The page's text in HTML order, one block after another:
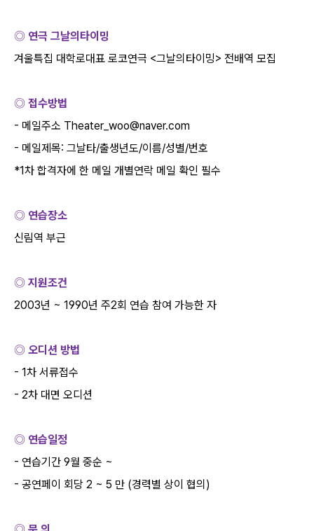
◎ 연극 그날의타이밍
겨울특집 대학로대표 로코연극 <그날의타이밍> 전배역 모집
◎ 접수방법
- 메일주소 Theater_woo@naver.com
- 메일제목: 그날타/출생년도/이름/성별/번호
*1차 합격자에 한 메일 개별연락 메일 확인 필수
◎ 연습장소
신림역 부근
◎ 지원조건
2003년 ~ 1990년 주2회 연습 참여 가능한 자
◎ 오디션 방법
- 1차 서류접수
- 2차 대면 오디션
◎ 연습일정
- 연습기간 9월 중순 ~
- 공연페이 회당 2 ~ 5 만 (경력별 상이 협의 )